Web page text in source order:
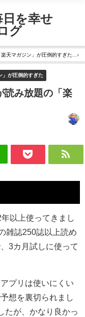
を幸せ
グ
天マガジン」が圧倒的すぎた
」が圧倒的すぎた
読み放題の「楽
以上使ってきまし
雑誌250誌以上読め
3カ月試しに使って
プリは使いにくい
想を裏切られまし
たが、かなり良かっ